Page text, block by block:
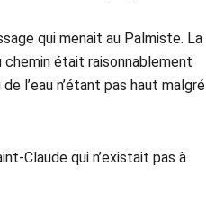
qui menait au Palmiste. La
chemin était raisonnablement
l’eau n’étant pas haut malgré
Claude qui n’existait pas à